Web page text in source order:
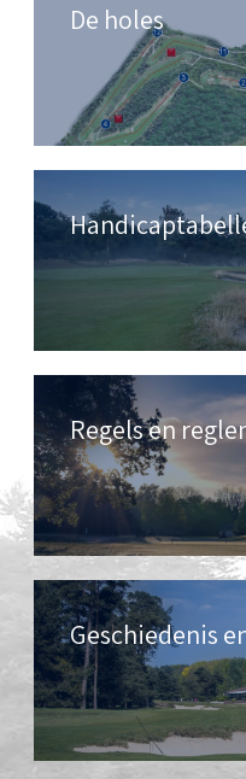
De holes
Regels en
Geschiedenis